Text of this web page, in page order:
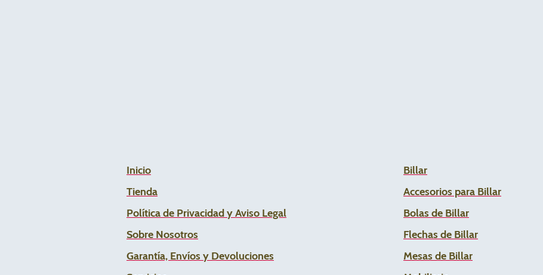
Inicio
Tienda
Política de Privacidad y Aviso Legal
Sobre Nosotros
Garantía, Envíos y Devoluciones
Billar
Accesorios para Billar
Bolas de Billar
Flechas de Billar
Mesas de Billar